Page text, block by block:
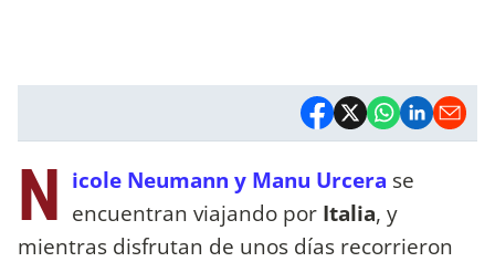
N icole Neumann y Manu Urcera se
encuentran viajando por Italia, y
mientras disfrutan de unos días recorrieron